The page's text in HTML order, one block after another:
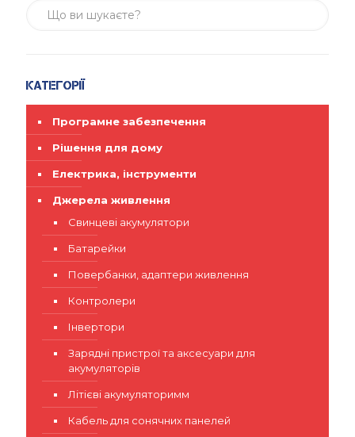
Категорії
Програмне забезпечення
Рішення для дому
Електрика, інструменти
Джерела живлення
Свинцеві акумулятори
Батарейки
Повербанки, адаптери живлення
Контролери
Інвертори
Зарядні пристрої та аксесуари для
акумуляторів
Літієві акумуляторимм
Кабель для сонячних панелей